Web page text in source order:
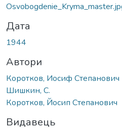
Дата
1944
Автори
Коротков, Иосиф Степанович
Шишкин, С.
Коротков, Йосип Степанович
Видавець